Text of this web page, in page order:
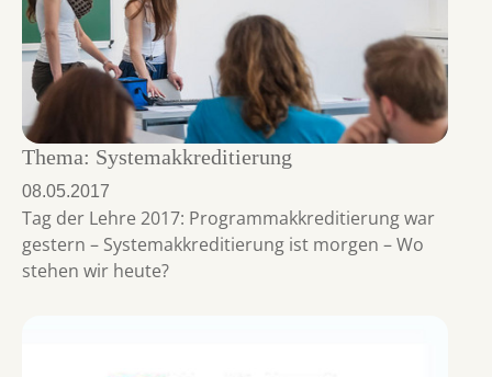
Thema: Systemakkreditierung
08.05.2017
Tag der Lehre 2017: Programmakkreditierung war
gestern – Systemakkreditierung ist morgen – Wo
stehen wir heute?